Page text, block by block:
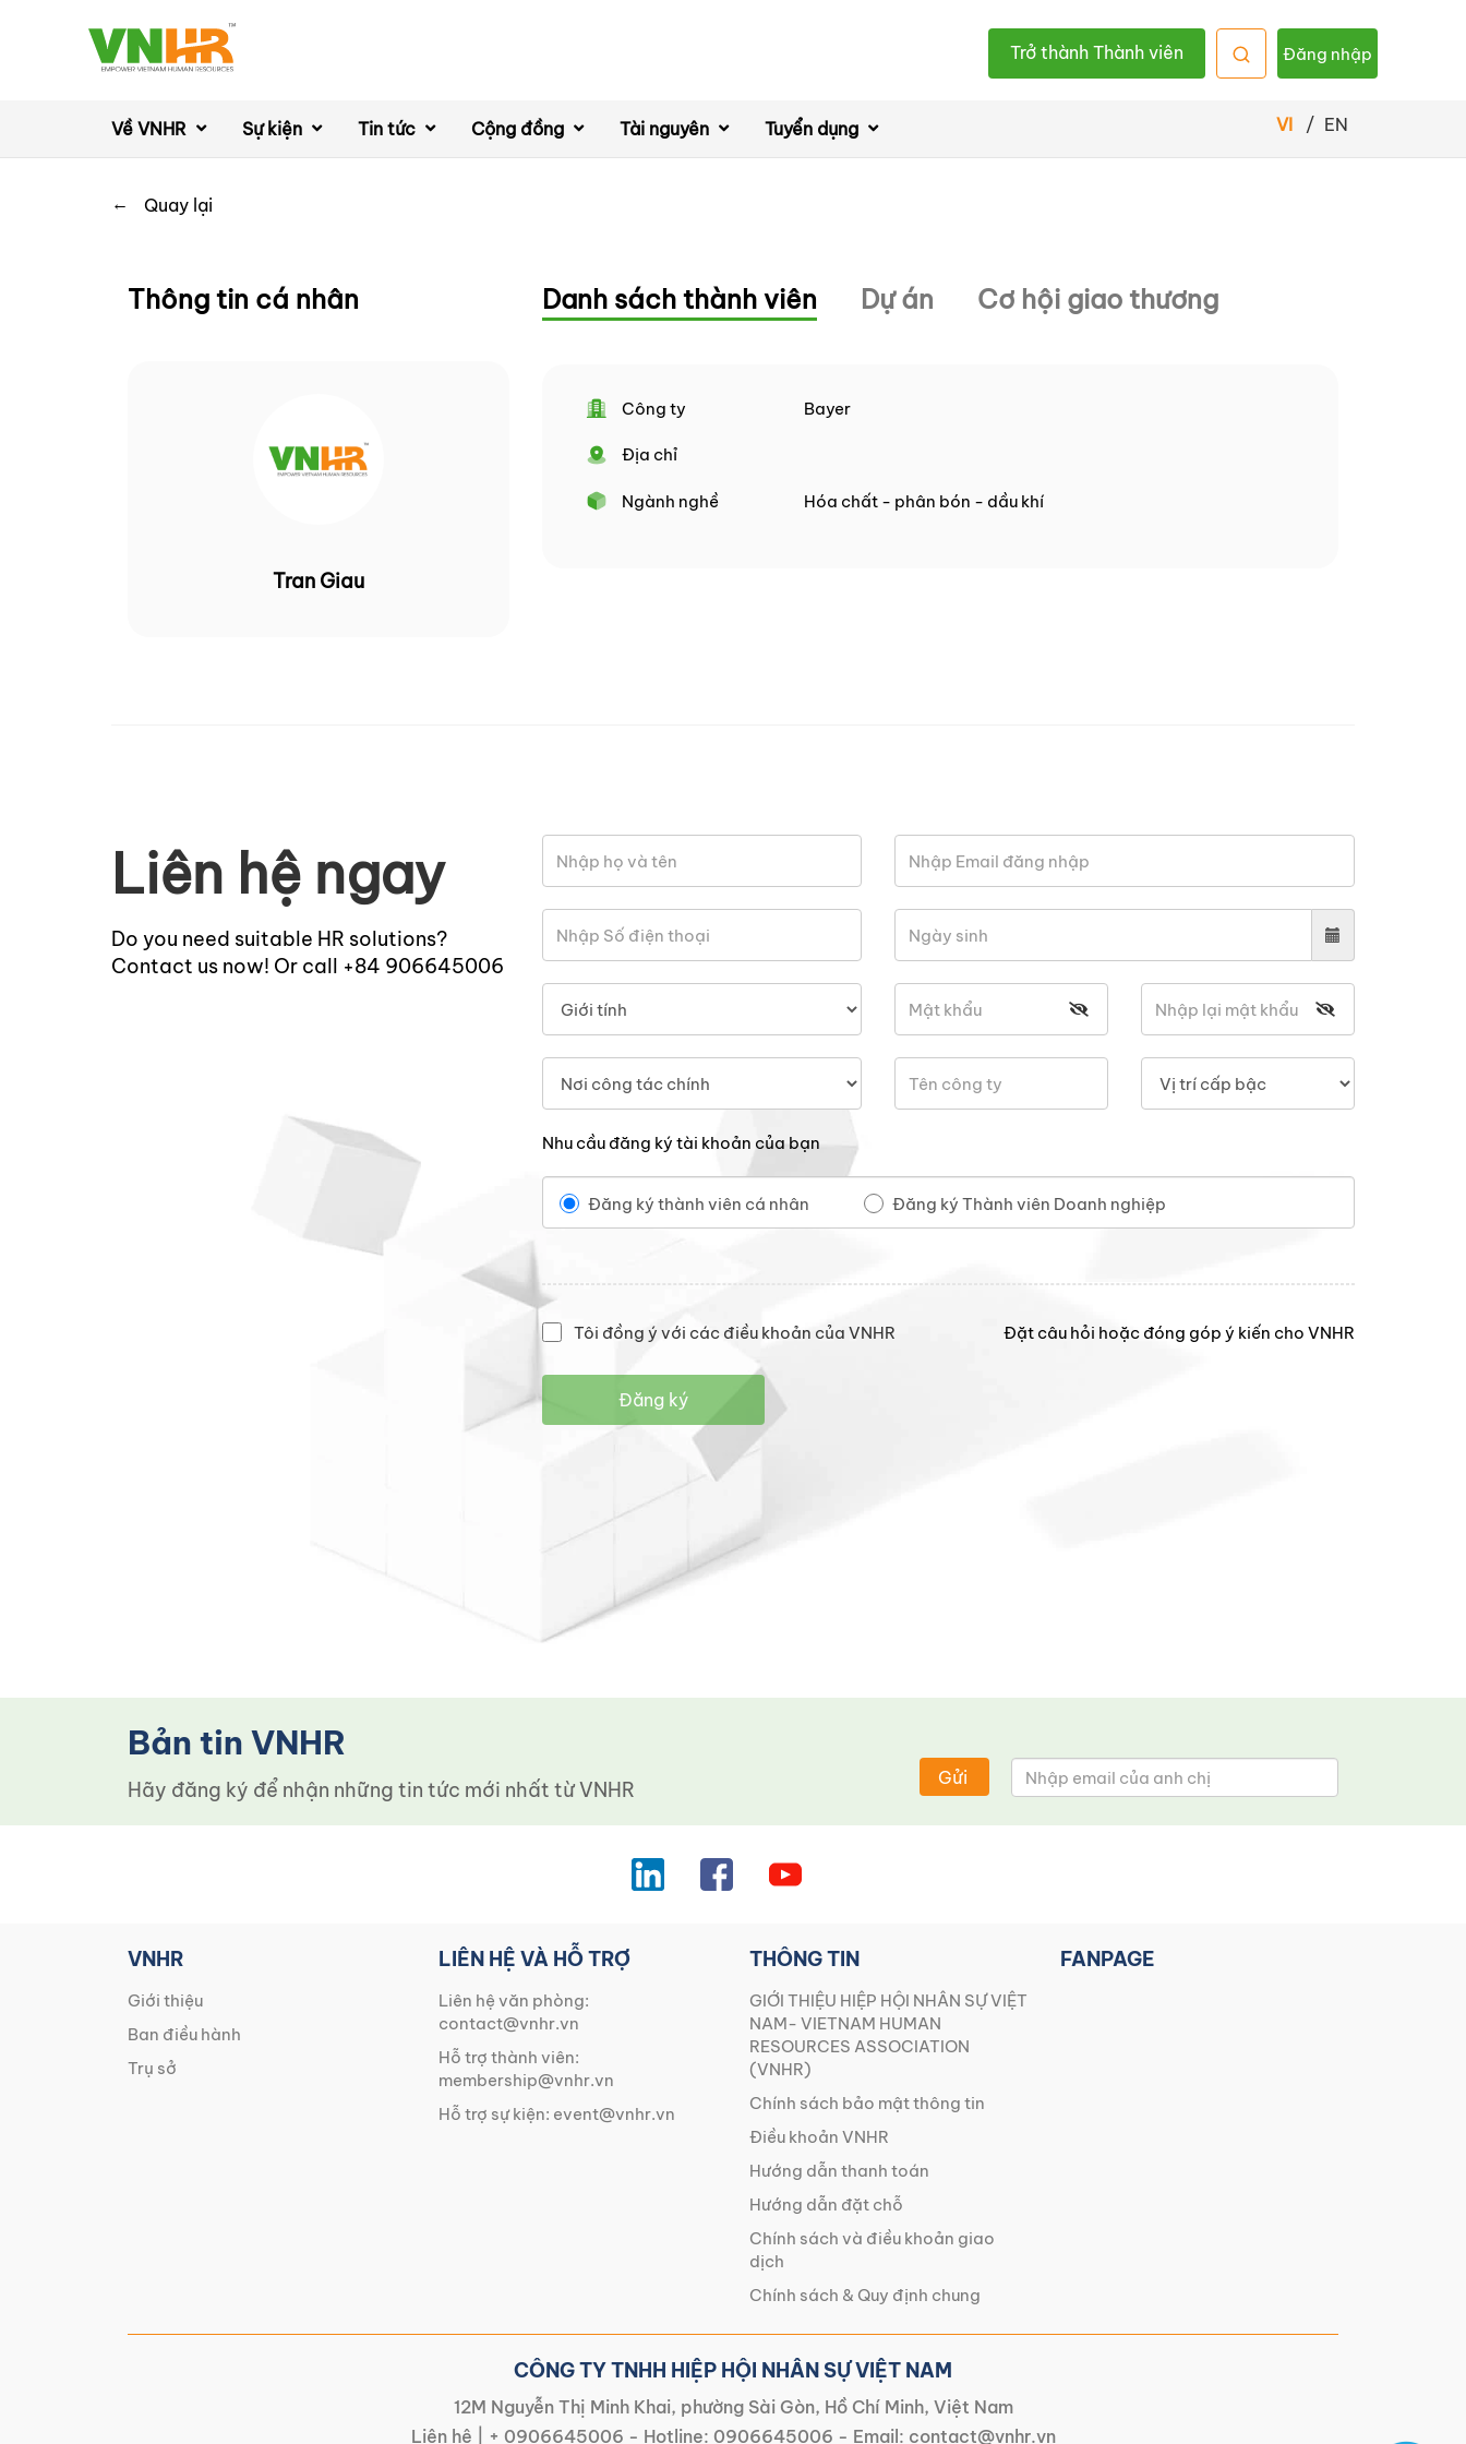
Trở thành Thành viên Đăng nhập
Về VNHR Sự kiện Tin tức Cộng đồng Tài nguyên Tuyển dụng VI / EN
← Quay lại
Thông tin cá nhân
Tran Giau
Danh sách thành viên Dự án Cơ hội giao thương
Công ty Bayer
Địa chỉ
Ngành nghề Hóa chất - phân bón - dầu khí
Liên hệ ngay
Do you need suitable HR solutions?
Contact us now! Or call +84 906645006
Nhu cầu đăng ký tài khoản của bạn
Đăng ký thành viên cá nhân Đăng ký Thành viên Doanh nghiệp
Tôi đồng ý với các điều khoản của VNHR Đặt câu hỏi hoặc đóng góp ý kiến cho VNHR
Đăng ký
Bản tin VNHR
Hãy đăng ký để nhận những tin tức mới nhất từ ​​VNHR Gửi
VNHR
Giới thiệu
Ban điều hành
Trụ sở
LIÊN HỆ VÀ HỖ TRỢ
Liên hệ văn phòng:
contact@vnhr.vn
Hỗ trợ thành viên:
membership@vnhr.vn
Hỗ trợ sự kiện: event@vnhr.vn
THÔNG TIN
GIỚI THIỆU HIỆP HỘI NHÂN SỰ VIỆT
NAM- VIETNAM HUMAN
RESOURCES ASSOCIATION
(VNHR)
Chính sách bảo mật thông tin
Điều khoản VNHR
Hướng dẫn thanh toán
Hướng dẫn đặt chỗ
Chính sách và điều khoản giao
dịch
Chính sách & Quy định chung
FANPAGE
CÔNG TY TNHH HIỆP HỘI NHÂN SỰ VIỆT NAM
12M Nguyễn Thị Minh Khai, phường Sài Gòn, Hồ Chí Minh, Việt Nam
Liên hệ |
+ 0906645006 - Hotline: 0906645006 - Email: contact@vnhr.vn